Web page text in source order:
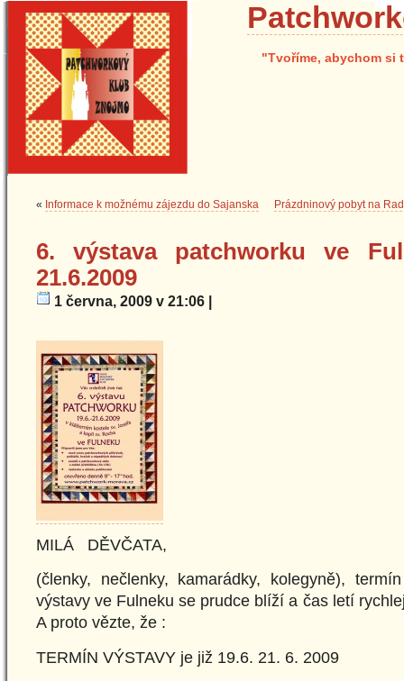
"Tvoříme, abychom si
« Informace k možnému zájezdu do Sajanska Prázdninový pobyt na
6. výstava patchworku ve
21.6.2009
1 června, 2009 v 21:06 |
MILÁ DĚVČATA,
(členky, nečlenky, kamarádky, kolegyně),
výstavy ve Fulneku se prudce blíží a čas letí
A proto vězte, že :
TERMÍN VÝSTAVY je již 19.6. 21. 6. 2009